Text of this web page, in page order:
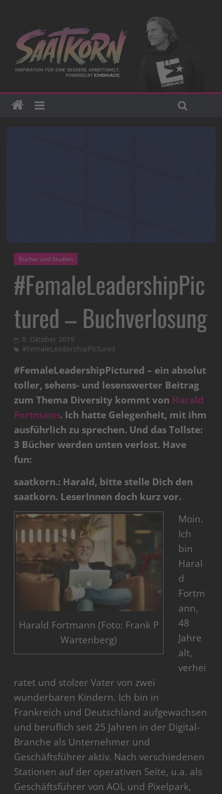
Bücher und Studien
#FemaleLeadershipPic
tured – Buchverlosung
8. Oktober 2019
#FemaleLeadershipPictured
#FemaleLeadershipPictured – ein absolut
toller, sehens- und lesenswerter Beitrag
zum Thema Diversity kommt von Harald
Fortmann. Ich hatte Gelegenheit, mit ihm
ausführlich zu sprechen. Und das Tollste:
3 Bücher werden unten verlost. Have
fun:
saatkorn.: Harald, bitte stelle Dich den
saatkorn. LeserInnen doch kurz vor.
Harald Fortmann (Foto: Frank P
Wartenberg)
Moin.
Ich
bin
Haral
d
Fortm
ann,
48
Jahre
alt,
verhei
ratet und stolzer Vater von zwei
wunderbaren Kindern. Ich bin in
Frankreich und Deutschland aufgewachsen
und beruflich seit 25 Jahren in der Digital-
Branche als Unternehmer und
Geschäftsführer aktiv. Nach verschiedenen
Stationen auf der operativen Seite, u.a. als
Geschäftsführer von AOL und Pixelpark,